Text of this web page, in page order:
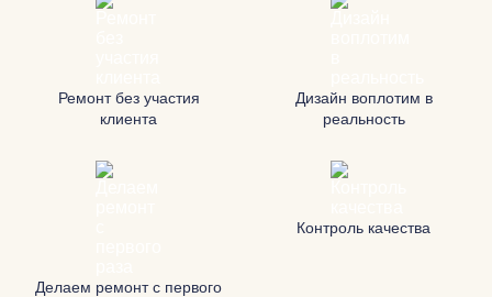
Ремонт без участия
клиента
Дизайн воплотим в
реальность
Делаем ремонт с первого
Контроль качества